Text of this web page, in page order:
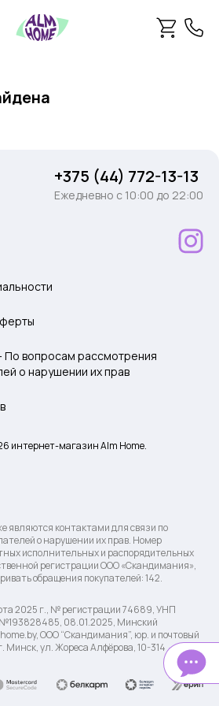
+375 (44) 772-13-13
Ежедневно c 10:00 до 22:00
вопросам рассмотрения
о нарушении их прав
интернет-магазин Alm Home.
являются контактами для связи по
о нарушении их прав. Номер
исполнительных и распорядительных
регистрации ООО «Скандимания»,
обращения покупателей: 142.
2025 г., № регистрации 74689, УНП
08.01.2025, Минский
ООО “Скандимания”, юр. и почтовый
Минск, ул. Жореса Алфёрова, 10-314